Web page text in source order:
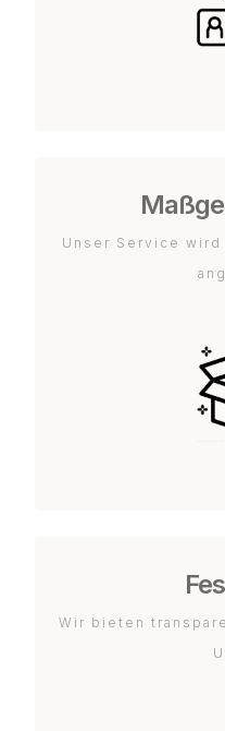
Unser Service
Wir bieten